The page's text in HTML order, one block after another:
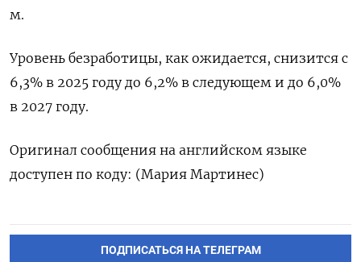
м.
Уровень безработицы, как ожидается, снизится с
6,3% в 2025 году до 6,2% в следующем и до 6,0%
в 2027 году.
Оригинал сообщения на английском языке
доступен по коду: (Мария Мартинес)
ПОДПИСАТЬСЯ НА ТЕЛЕГРАМ